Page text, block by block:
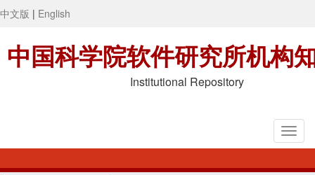
中文版 | English
中国科学院软件研究所机构
Institutional Repository